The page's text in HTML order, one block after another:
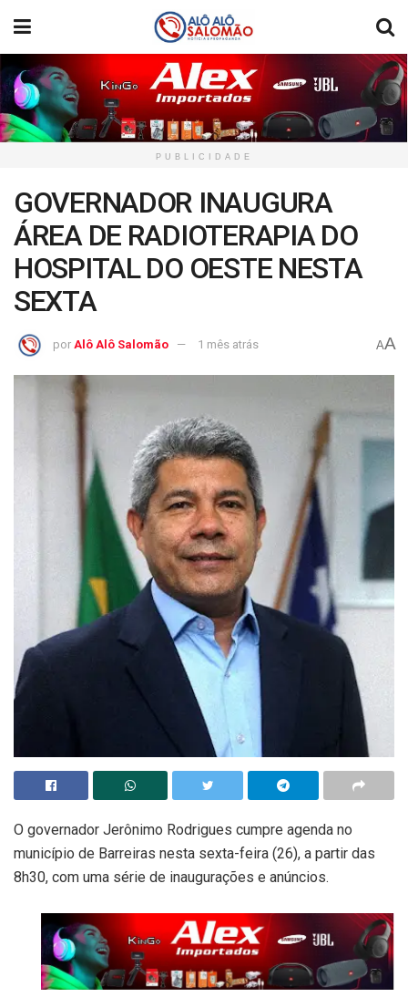
PUBLICIDADE
GOVERNADOR INAUGURA
ÁREA DE RADIOTERAPIA DO
HOSPITAL DO OESTE NESTA
SEXTA
por Alô Alô Salomão 1 mês atrás AA
O governador Jerônimo Rodrigues cumpre agenda no
município de Barreiras nesta sexta-feira (26), a partir das
8h30, com uma série de inaugurações e anúncios.